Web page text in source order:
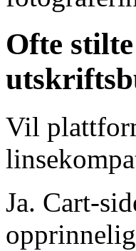
Ofte
Vil
Ja. Cart-